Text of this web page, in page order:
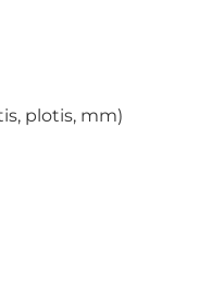
plotis, mm)